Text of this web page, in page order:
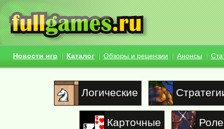
Новости игр Каталог Обзоры и рецензии Анонсы
Логические
Карточные